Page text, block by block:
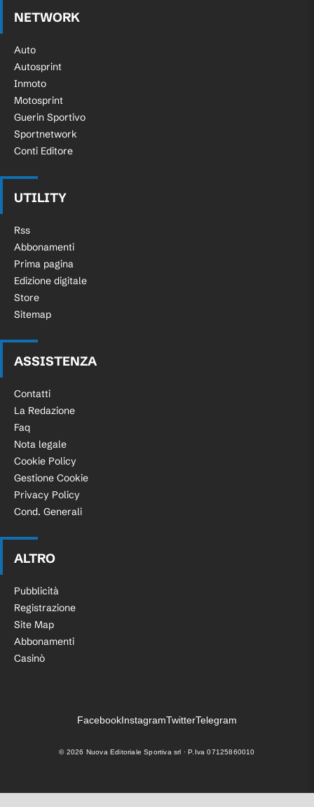
NETWORK
Auto
Autosprint
Inmoto
Motosprint
Guerin Sportivo
Sportnetwork
Conti Editore
UTILITY
Rss
Abbonamenti
Prima pagina
Edizione digitale
Store
Sitemap
ASSISTENZA
Contatti
La Redazione
Faq
Nota legale
Cookie Policy
Gestione Cookie
Privacy Policy
Cond. Generali
ALTRO
Pubblicità
Registrazione
Site Map
Abbonamenti
Casinò
FacebookInstagramTwitterTelegram
© 2026 Nuova Editoriale Sportiva srl · P.Iva 07125860010